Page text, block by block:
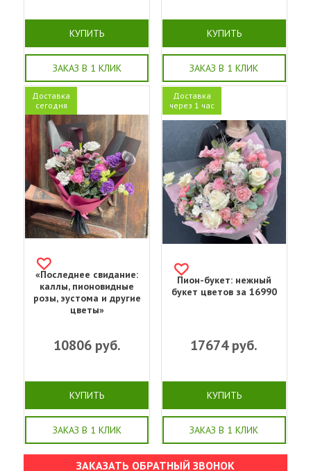
КУПИТЬ
ЗАКАЗ В 1 КЛИК
КУПИТЬ
ЗАКАЗ В 1 КЛИК
Доставка
сегодня
«Последнее свидание:
каллы, пионовидные
розы, эустома и другие
цветы»
10806руб.
КУПИТЬ
ЗАКАЗ В 1 КЛИК
Доставка
через 1 час
Пион-букет: нежный
букет цветов за 16990
17674руб.
КУПИТЬ
ЗАКАЗ В 1 КЛИК
ЗАКАЗАТЬ ОБРАТНЫЙ ЗВОНОК